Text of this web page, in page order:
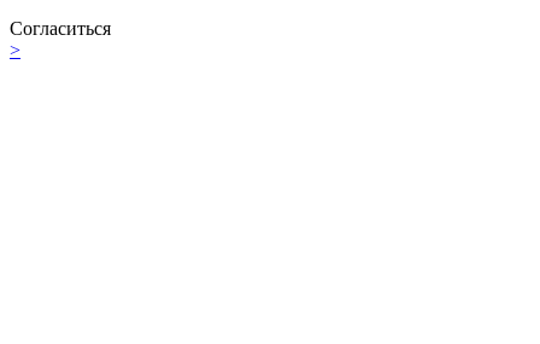
Согласиться
>